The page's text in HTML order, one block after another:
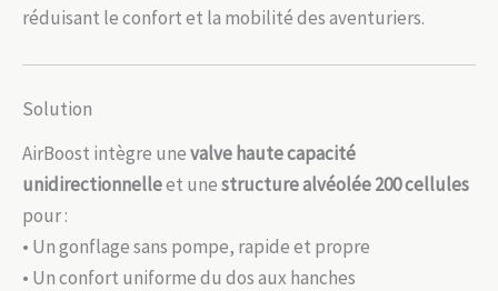
réduisant le confort et la mobilité des aventuriers.
Solution
AirBoost intègre unevalve haute capacité
unidirectionnelleet unestructure alvéolée 200 cellules
pour :
• Un gonflage sans pompe, rapide et propre
• Un confort uniforme du dos aux hanches